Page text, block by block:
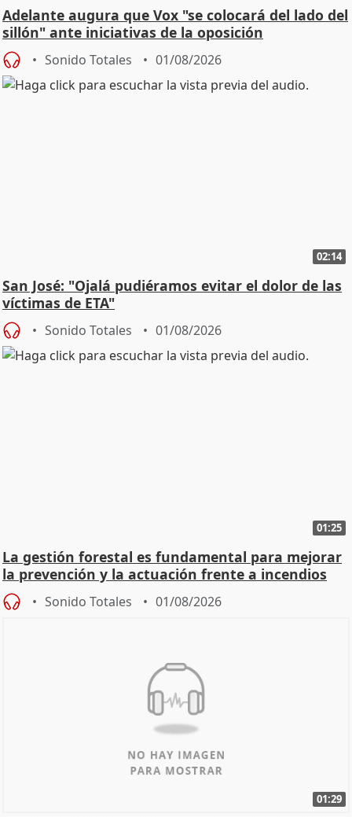
Adelante augura que Vox "se colocará del lado del
sillón" ante iniciativas de la oposición
Sonido Totales 01/08/2026
02:14
San José: "Ojalá pudiéramos evitar el dolor de las
víctimas de ETA"
Sonido Totales 01/08/2026
01:25
La gestión forestal es fundamental para mejorar
la prevención y la actuación frente a incendios
Sonido Totales 01/08/2026
01:29